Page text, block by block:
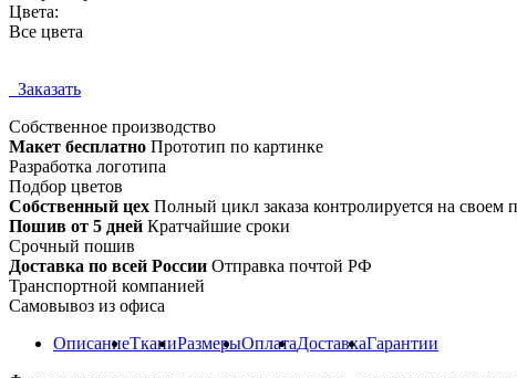
Цвета:
Все цвета
Заказать
Собственное производство
Макет бесплатно Прототип по картинке
Разработка логотипа
Подбор цветов
Собственный цех Полный цикл заказа контролируется на своем
Пошив от 5 дней Кратчайшие сроки
Срочный пошив
Доставка по всей России Отправка почтой РФ
Транспортной компанией
Самовывоз из офиса
ОписаниеТканиРазмерыОплатаДоставкаГарантии